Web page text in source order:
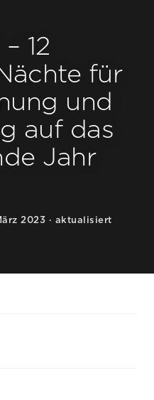
12
für
und
auf das
Jahr
2023 · aktualisiert